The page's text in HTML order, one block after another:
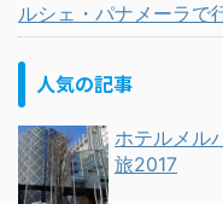
ルシェ・パナメーラで
人気の記事
ホテルメル
旅2017